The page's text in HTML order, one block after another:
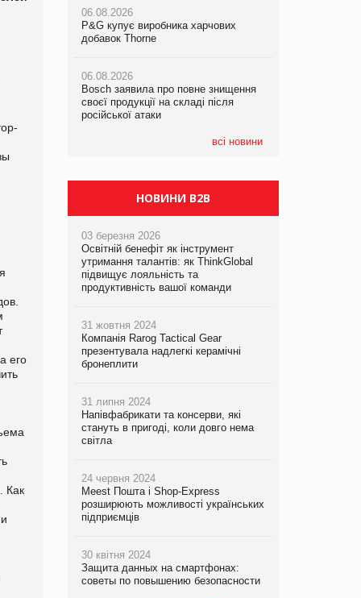
его
Как
06.08.2026
P&G купує виробника харчових
добавок Thorne
06.08.2026
Bosch заявила про повне знищення
своєї продукції на складі після
російської атаки
всі новини
повномасштабної війни
у VARUS з’явилися новинки від ТМ
ТОКЕРИ
Сергій Лісунов про заморожені
06.08.2026
P&G купує виробника харчових
добавок Thorne
06.08.2026
Bosch заявила про повне знищення
своєї продукції на складі після
російської атаки
НОВИНИ B2B
03 березня 2026
Освітній бенефіт як інструмент
утримання талантів: як ThinkGlobal
підвищує лояльність та
продуктивність вашої команди
31 жовтня 2024
Компанія Rarog Tactical Gear
презентувала надлегкі керамічні
бронеплити
31 липня 2024
Напівфабрикати та консерви, які
стануть в пригоді, коли довго нема
світла
24 червня 2024
Meest Пошта і Shop-Express
розширюють можливості українських
підприємців
30 квітня 2024
Защита данных на смартфонах:
советы по повышению безопасности